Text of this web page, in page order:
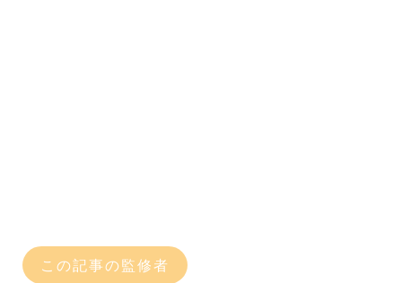
この記事の監修者